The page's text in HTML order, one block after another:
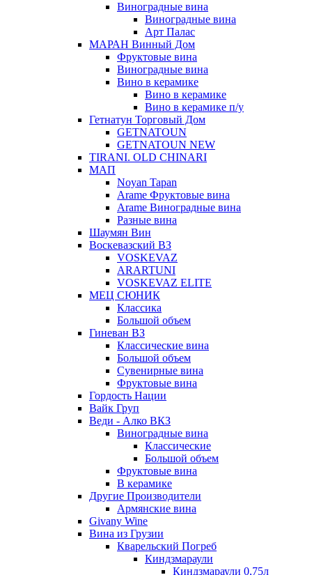
Виноградные вина
Виноградные вина
Арт Палас
МАРАН Винный Дом
Фруктовые вина
Виноградные вина
Вино в керамике
Вино в керамике
Вино в керамике п/у
Гетнатун Торговый Дом
GETNATOUN
GETNATOUN NEW
TIRANI. OLD CHINARI
МАП
Noyan Tapan
Arame Фруктовые вина
Arame Виноградные вина
Разные вина
Шаумян Вин
Воскевазский ВЗ
VOSKEVAZ
ARARTUNI
VOSKEVAZ ELITE
МЕЦ СЮНИК
Классика
Большой объем
Гиневан ВЗ
Классические вина
Большой объем
Сувенирные вина
Фруктовые вина
Гордость Нации
Вайк Груп
Веди - Алко ВКЗ
Виноградные вина
Классические
Большой объем
Фруктовые вина
В керамике
Другие Производители
Армянские вина
Givany Wine
Вина из Грузии
Кварельский Погреб
Киндзмараули
Киндзмараули 0,75л